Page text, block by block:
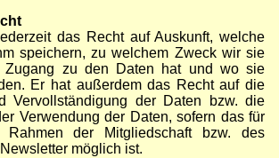
das Recht auf Auskunft, welche
speichern, zu welchem Zweck wir sie
Zugang zu den Daten hat und wo sie
Er hat außerdem das Recht auf die
Vervollständigung der Daten bzw. die
Verwendung der Daten, sofern das für
der Mitgliedschaft bzw. des
möglich ist.